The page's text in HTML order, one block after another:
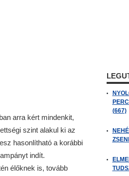
arra kért mindenkit,
szint alakul ki az
hasonlítható a korábbi
indít.
élőknek is, tovább
(667)